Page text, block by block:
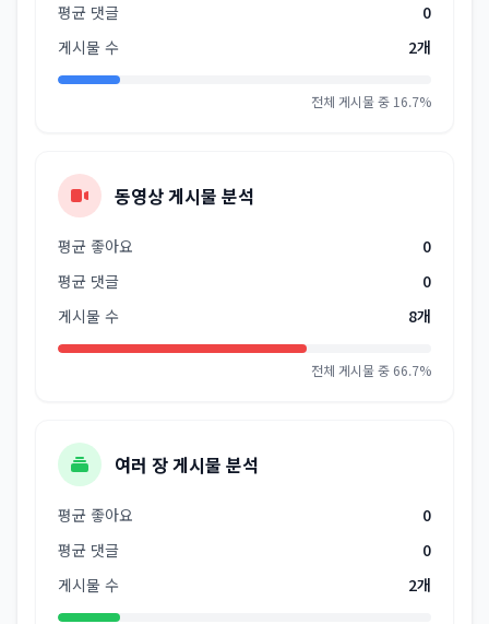
평균 댓글
0
게시물 수
2개
전체 게시물 중 16.7%
동영상 게시물 분석
평균 좋아요
0
평균 댓글
0
게시물 수
8개
전체 게시물 중 66.7%
여러 장 게시물 분석
평균 좋아요
0
평균 댓글
0
게시물 수
2개